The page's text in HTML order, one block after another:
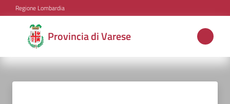
Vai al contenuto
Vai alla navigazione
Vai al footer
Regione Lombardia
Provincia di Varese
Provincia
di
Varese